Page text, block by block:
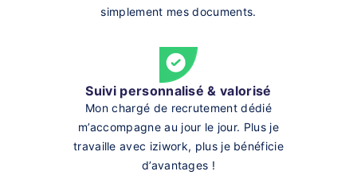
simplement mes documents.
Suivi personnalisé & valorisé
Mon chargé de recrutement dédié
m’accompagne au jour le jour. Plus je
travaille avec iziwork, plus je bénéficie
d’avantages !